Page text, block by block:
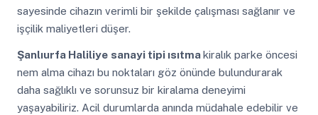
sayesinde cihazın verimli bir şekilde çalışması sağlanır ve
işçilik maliyetleri düşer.
Şanlıurfa Haliliye sanayi tipi ısıtmakiralık parke öncesi
nem alma cihazı bu noktaları göz önünde bulundurarak
daha sağlıklı ve sorunsuz bir kiralama deneyimi
yaşayabiliriz. Acil durumlarda anında müdahale edebilir ve